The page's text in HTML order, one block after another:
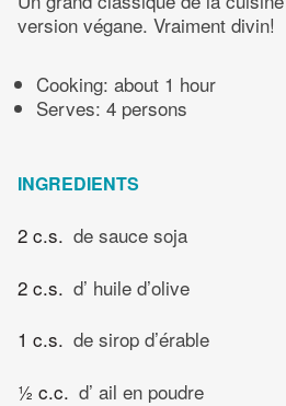
version végane. Vraiment divin!
Cooking: about 1 hour
Serves: 4 persons
INGREDIENTS
2 c.s. de sauce soja
2 c.s. d’ huile d’olive
1 c.s. de sirop d’érable
½ c.c. d’ ail en poudre